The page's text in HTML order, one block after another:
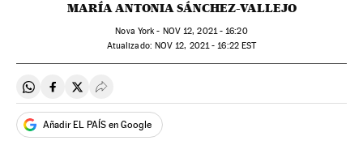
MARÍA ANTONIA SÁNCHEZ-VALLEJO
Nova York - NOV12, 2021 - 16:20
atualizado: NOV 12, 2021 - 16:22EST
Compartir en Whatsapp
Compartir en Facebook
Compartir en Twitter
Desplegar Redes Sociales
Añadir EL PAÍS en Google